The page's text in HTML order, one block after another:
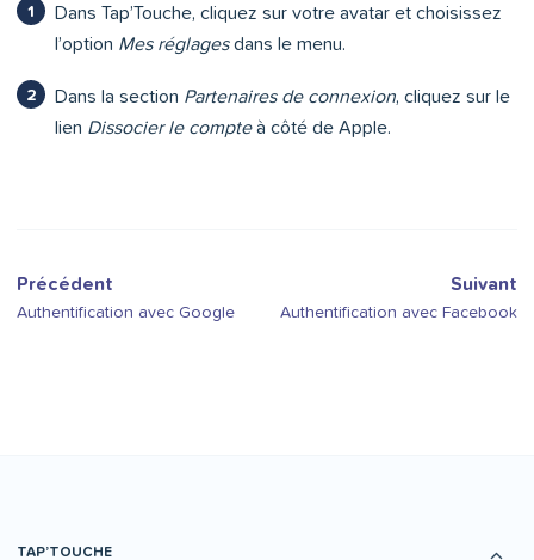
Dans Tap’Touche, cliquez sur votre avatar et choisissez
l’option Mes réglagesdans le menu.
Dans la section Partenaires de connexion, cliquez sur le
lien Dissocier le compteà côté de Apple.
Précédent
Authentification avec Google
Suivant
Authentification avec Facebook
TAP’TOUCHE